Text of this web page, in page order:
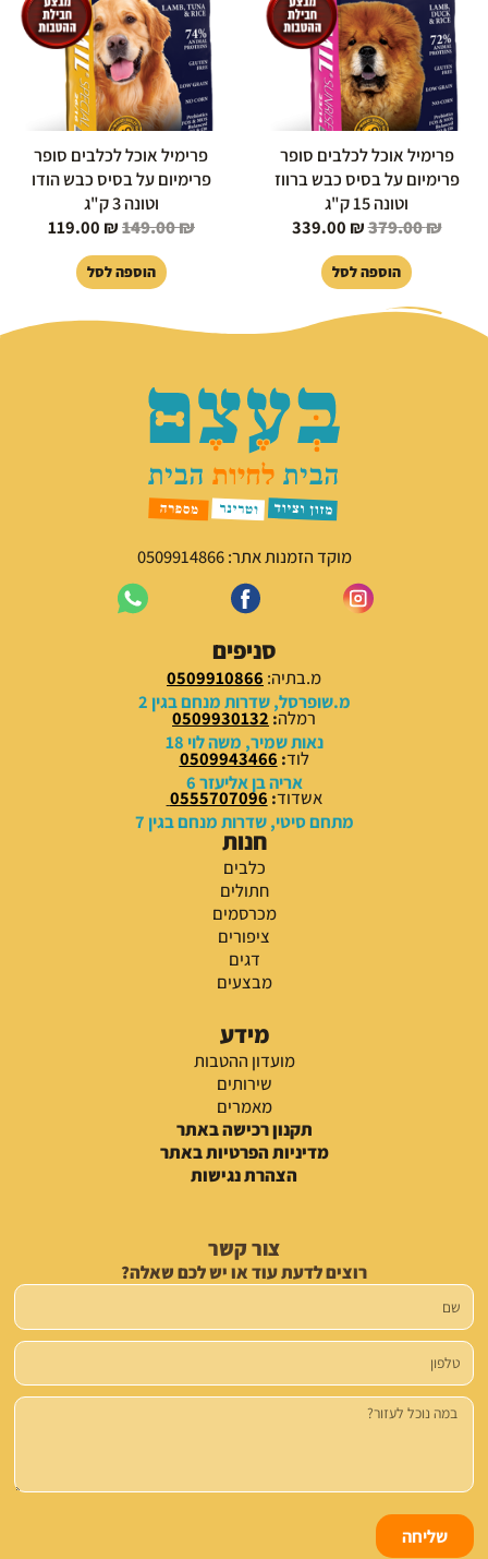
פרימיל אוכל לכלבים סופר
פרימיום על בסיס כבש ברווז
וטונה 15 ק"ג
379.00₪
339.00 ₪
הוספה לסל
פרימיל אוכל לכלבים סופר
פרימיום על בסיס כבש הודו
וטונה 3 ק"ג
149.00₪
119.00 ₪
הוספה לסל
מוקד הזמנות אתר: 0509914866
סניפים
מ.בתיה: 0509910866
מ.שופרסל, שדרות מנחם בגין 2
רמלה:
0509930132
נאות שמיר, משה לוי 18
לוד:
0509943466
אריה בן אליעזר 6
אשדוד:
0555707096
מתחם סיטי, שדרות מנחם בגין 7
חנות
כלבים
חתולים
מכרסמים
ציפורים
דגים
מבצעים
מידע
מועדון ההטבות
שירותים
מאמרים
תקנון רכישה באתר
מדיניות הפרטיות באתר
הצהרת נגישות
צור קשר
רוצים לדעת עוד או יש לכם שאלה?
שם
טלפון
הודעה
שליחה